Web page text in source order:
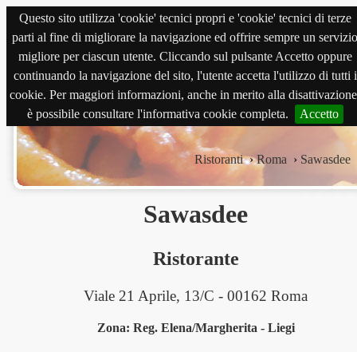
Questo sito utilizza 'cookie' tecnici propri e 'cookie' tecnici di terze
parti al fine di migliorare la navigazione ed offrire sempre un servizio
migliore per ciascun utente. Cliccando sul pulsante Accetto oppure
continuando la navigazione del sito, l'utente accetta l'utilizzo di tutti i
cookie. Per maggiori informazioni, anche in merito alla
è possibile consultare l'informativa cookie completa.
Accetto
magnabene.com
Ristoranti ›Roma › Sawasdee
Sawasdee
Ristorante
Viale 21 Aprile, 13/C - 00162 Roma
Zona: Reg. Elena/Margherita - Liegi